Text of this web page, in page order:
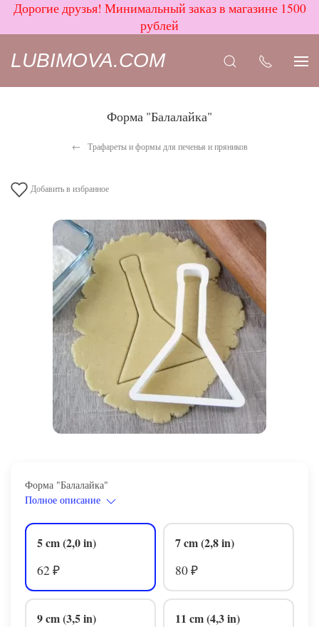
Дорогие друзья! Минимальный заказ в магазине 1500
рублей
LUBIMOVA.COM
Форма "Балалайка"
Трафареты и формы для печенья и пряников
Добавить в избранное
Форма "Балалайка"
Полное описание
5 cm (2,0 in)
62 ₽
7 cm (2,8 in)
80 ₽
9 cm (3,5 in)
11 cm (4,3 in)